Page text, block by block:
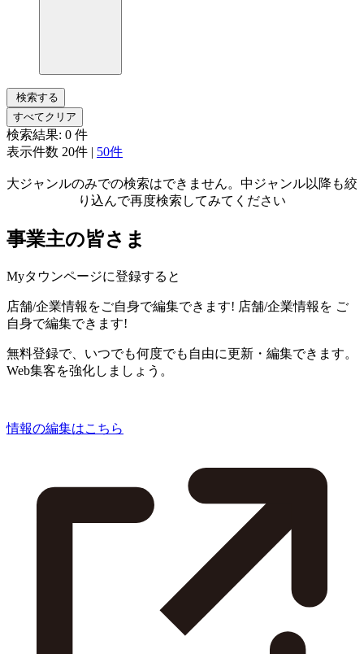
検索する
すべてクリア
検索結果: 0 件
表示件数 20件 | 50件
大ジャンルのみでの検索はできません。中ジャンル以降も絞
り込んで再度検索してみてください
事業主の皆さま
Myタウンページに登録すると
店舗/企業情報をご自身で編集できます! 店舗/企業情報を ご
自身で編集できます!
無料登録で、いつでも何度でも自由に更新・編集できます。
Web集客を強化しましょう。
情報の編集はこちら